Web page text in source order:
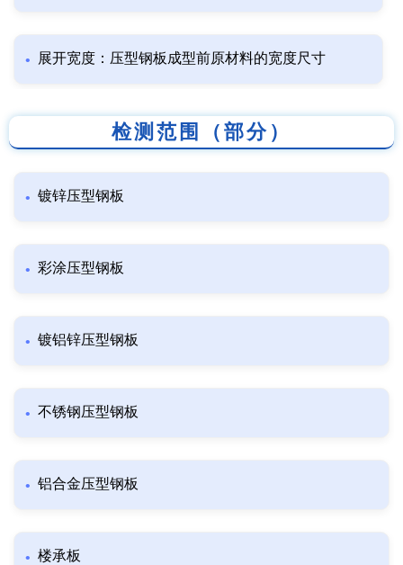
展开宽度：压型钢板成型前原材料的宽度尺寸
检测范围（部分）
镀锌压型钢板
彩涂压型钢板
镀铝锌压型钢板
不锈钢压型钢板
铝合金压型钢板
楼承板